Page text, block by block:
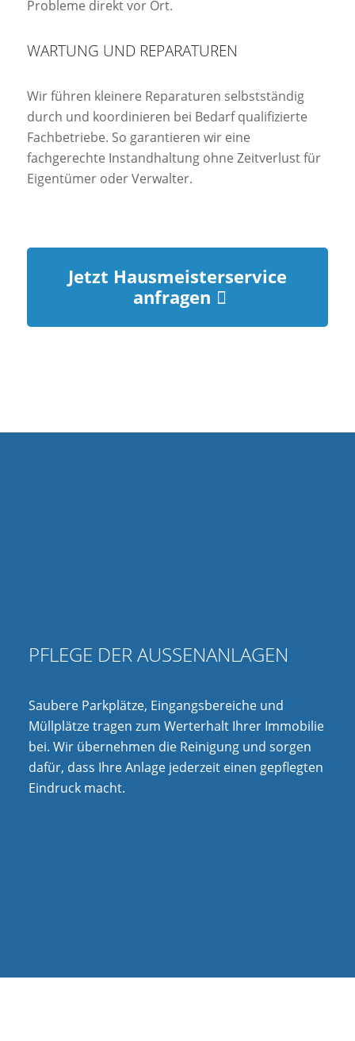
Probleme direkt vor Ort.
WARTUNG UND REPARATUREN
Wir führen kleinere Reparaturen selbstständig
durch und koordinieren bei Bedarf qualifizierte
Fachbetriebe. So garantieren wir eine
fachgerechte Instandhaltung ohne Zeitverlust für
Eigentümer oder Verwalter.
Jetzt Hausmeisterservice
anfragen
PFLEGE DER AUSSENANLAGEN
Saubere Parkplätze, Eingangsbereiche und
Müllplätze tragen zum Werterhalt Ihrer Immobilie
bei. Wir übernehmen die Reinigung und sorgen
dafür, dass Ihre Anlage jederzeit einen gepflegten
Eindruck macht.